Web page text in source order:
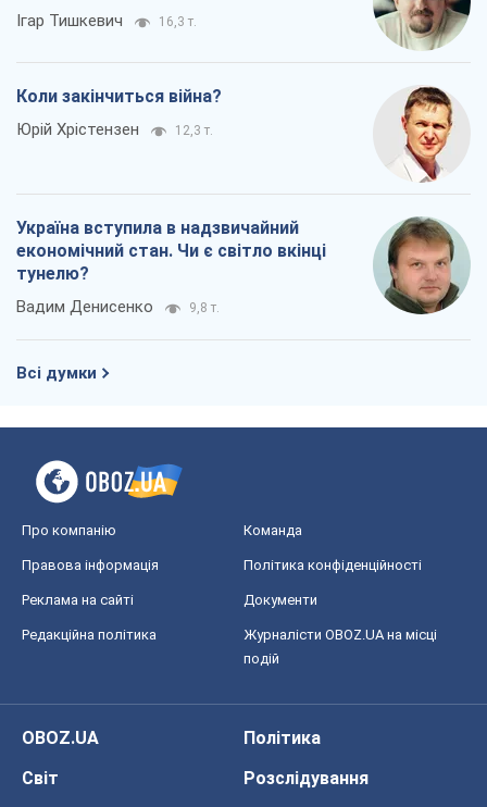
Ігар Тишкевич 16,3 т.
Коли закінчиться війна?
Юрій Хрістензен 12,3 т.
Україна вступила в надзвичайний
економічний стан. Чи є світло вкінці
тунелю?
Вадим Денисенко 9,8 т.
Всі думки
Про компанію Команда
Правова інформація Політика конфіденційності
Реклама на сайті Документи
Редакційна політика
Журналісти OBOZ.UA на місці
подій
OBOZ.UA
Політика
Світ
Розслідування